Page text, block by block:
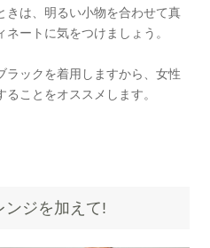
きは、明るい小物を合わせて真
ートに気をつけましょう。
ラックを着用しますから、女性
ことをオススメします。
ンジを加えて!